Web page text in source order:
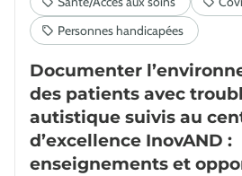
Documenter
des patients avec
autistique suivis au
d’excellence InovAND :
enseignements et